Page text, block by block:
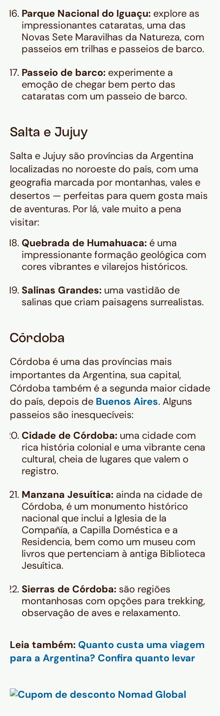
Parque Nacional do Iguaçu: explore as
impressionantes cataratas, uma das
Novas Sete Maravilhas da Natureza, com
passeios em trilhas e passeios de barco.
Passeio de barco: experimente a
emoção de chegar bem perto das
cataratas com um passeio de barco.
Salta e Jujuy
Salta e Jujuy são províncias da Argentina
localizadas no noroeste do país, com uma
geografia marcada por montanhas, vales e
desertos — perfeitas para quem gosta mais
de aventuras. Por lá, vale muito a pena
visitar:
Quebrada de Humahuaca: é uma
impressionante formação geológica com
cores vibrantes e vilarejos históricos.
Salinas Grandes: uma vastidão de
salinas que criam paisagens surrealistas.
Córdoba
Córdoba é uma das províncias mais
importantes da Argentina, sua capital,
Córdoba também é a segunda maior cidade
do país, depois de Buenos Aires. Alguns
passeios são inesquecíveis:
Cidade de Córdoba: uma cidade com
rica história colonial e uma vibrante cena
cultural, cheia de lugares que valem o
registro.
Manzana Jesuítica: ainda na cidade de
Córdoba, é um monumento histórico
nacional que inclui a Iglesia de la
Compañía, a Capilla Doméstica e a
Residencia, bem como um museu com
livros que pertenciam à antiga Biblioteca
Jesuítica.
Sierras de Córdoba: são regiões
montanhosas com opções para trekking,
observação de aves e relaxamento.
Leia também: Quanto custa uma viagem
para a Argentina? Confira quanto levar